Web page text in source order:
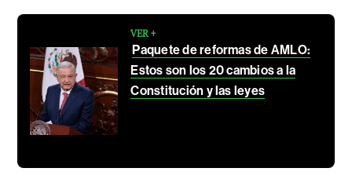
VER +
Paquete de reformas de AMLO:
Estos son los 20 cambios a la
Constitución y las leyes